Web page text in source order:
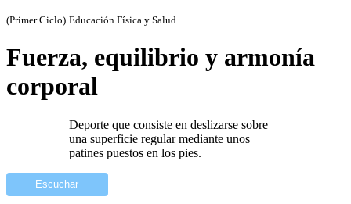
(Primer Ciclo) Educación Física y Salud
Fuerza, equilibrio y armonía
corporal
Deporte que consiste en deslizarse sobre
una superficie regular mediante unos
patines puestos en los pies.
Escuchar